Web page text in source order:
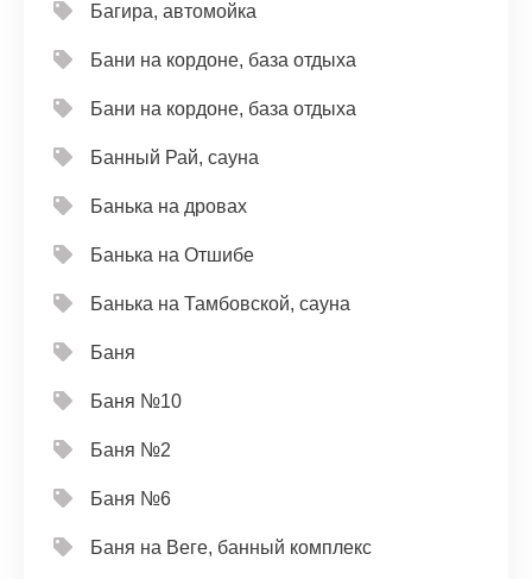
Багира, автомойка
Бани на кордоне, база отдыха
Бани на кордоне, база отдыха
Банный Рай, сауна
Банька на дровах
Банька на Отшибе
Банька на Тамбовской, сауна
Баня
Баня №10
Баня №2
Баня №6
Баня на Веге, банный комплекс